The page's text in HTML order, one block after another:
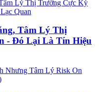
Tâm Lý Thị
- Đó Lại Là Tín Hiệu